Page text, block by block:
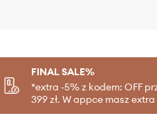
FINAL SALE%
*extra -5% z kodem: OFF
399 zł. W appce masz extra